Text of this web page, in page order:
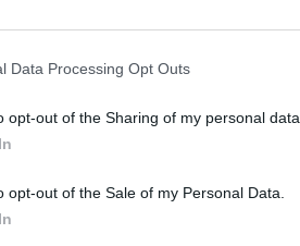
Data Processing Opt Outs
opt-out of the Sharing of my personal data.
opt-out of the Sale of my Personal Data.
alguno de sus compañeros de
para darse de baja de
una excusa sin valor quizás
qué supone el REF para las
la falta de agua corriente y
es agua corriente todos los
cuando los estudios
del Estado al transporte